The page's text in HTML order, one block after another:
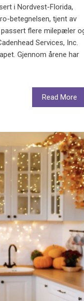
i Nordvest-Florida,
betegnelsen, tjent av
passert flere milepæler
Services, Inc.
Gjennom årene har
Read More